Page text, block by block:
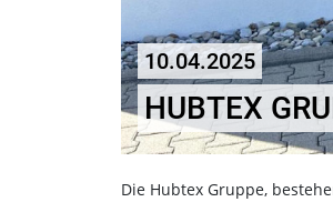
10.04.2025
HUBTEX
Die Hubtex Gruppe,